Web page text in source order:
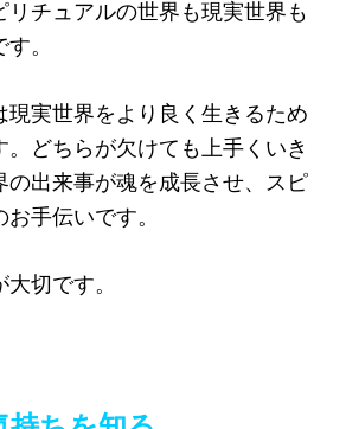
リチュアルの世界も現実世界も
。
現実世界をより良く生きるため
どちらが欠けても上手くいき
の出来事が魂を成長させ、スピ
手伝いです。
切です。